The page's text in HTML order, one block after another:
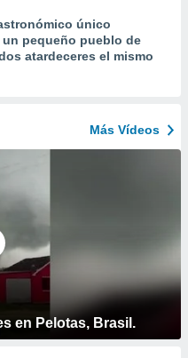
único
pequeño pueblo de
atardeceres el mismo
Más Vídeos
en Pelotas, Brasil.